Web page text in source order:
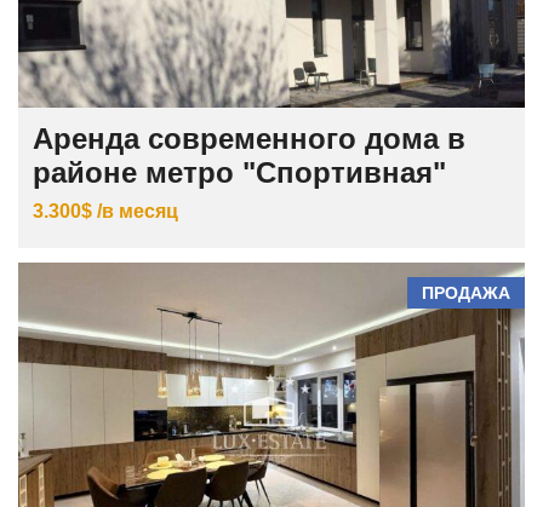
Аренда современного дома в
районе метро "Спортивная"
3.300$ /в месяц
ПРОДАЖА